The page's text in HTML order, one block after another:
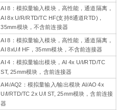
AI 8：模拟量输入模块，高性能，通道隔离，
AI 8x U/R/RTD/TC HF(支持8通道RTD)，
35mm模块，不含前连接器
AI 8：模拟量输入模块，高性能，通道隔离，
AI 8xU/I HF，35mm模块，不含前连接器
AI 4：模拟量输出模块，AI 4x U/I/RTD/TC
ST, 25mm模块，含前连接器
AI4/AQ2：模拟量输入/输出模块 AI/AO 4x
U/I/RTD/TC 2x U/I ST, 25mm模块，含前连接
器